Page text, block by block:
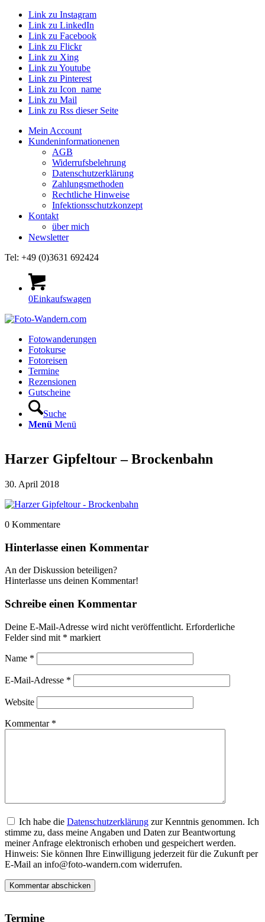
Link zu Instagram
Link zu LinkedIn
Link zu Facebook
Link zu Flickr
Link zu Xing
Link zu Youtube
Link zu Pinterest
Link zu Icon_name
Link zu Mail
Link zu Rss dieser Seite
Mein Account
Kundeninformationenen
AGB
Widerrufsbelehrung
Datenschutzerklärung
Zahlungsmethoden
Rechtliche Hinweise
Infektionsschutzkonzept
Kontakt
über mich
Newsletter
Tel: +49 (0)3631 692424
0Einkaufswagen
Fotowanderungen
Fotokurse
Fotoreisen
Termine
Rezensionen
Gutscheine
Suche
Menü Menü
Harzer Gipfeltour – Brockenbahn
30. April 2018
0 Kommentare
Hinterlasse einen Kommentar
An der Diskussion beteiligen?
Hinterlasse uns deinen Kommentar!
Schreibe einen Kommentar
Deine E-Mail-Adresse wird nicht veröffentlicht. Erforderliche
Felder sind mit * markiert
Name *
E-Mail-Adresse *
Website
Kommentar *
Ich habe die Datenschutzerklärung zur Kenntnis genommen. Ich
stimme zu, dass meine Angaben und Daten zur Beantwortung
meiner Anfrage elektronisch erhoben und gespeichert werden.
Hinweis: Sie können Ihre Einwilligung jederzeit für die Zukunft per
E-Mail an info@foto-wandern.com widerrufen.
Termine